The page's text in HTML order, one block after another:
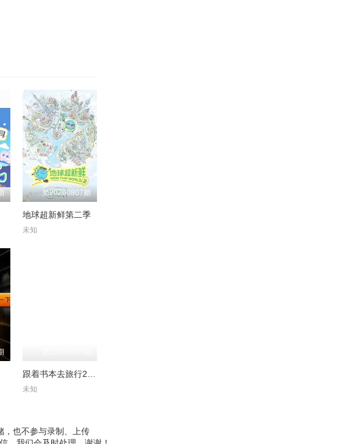
第20260807期
地球超新鲜第二季
未知
未知
，也不参与录制、上传